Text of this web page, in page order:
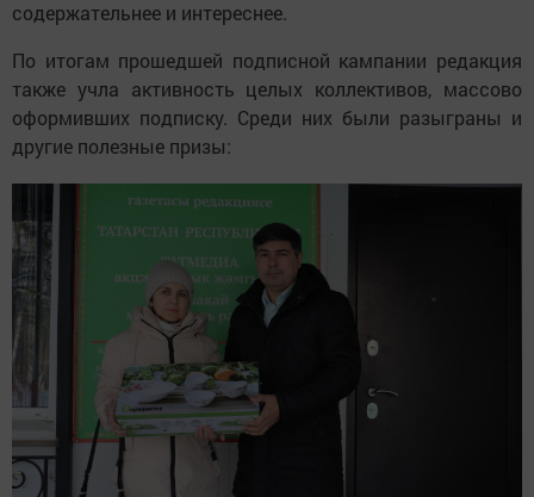
содержательнее и интереснее.
По итогам прошедшей подписной кампании редакция
также учла активность целых коллективов, массово
оформивших подписку. Среди них были разыграны и
другие полезные призы: